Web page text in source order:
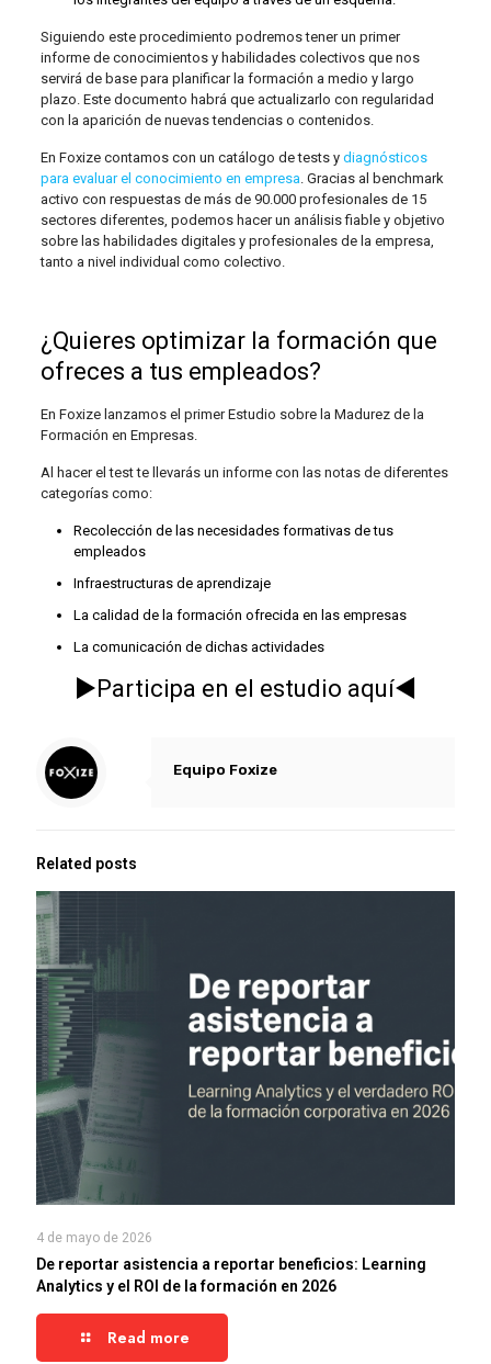
Siguiendo este procedimiento podremos tener un primer
informe de conocimientos y habilidades colectivos que nos
servirá de base para planificar la formación a medio y largo
plazo. Este documento habrá que actualizarlo con regularidad
con la aparición de nuevas tendencias o contenidos.
En Foxize contamos con un catálogo de tests y diagnósticos
para evaluar el conocimiento en empresa . Gracias al benchmark
activo con respuestas de más de 90.000 profesionales de 15
sectores diferentes, podemos hacer un análisis fiable y objetivo
sobre las habilidades digitales y profesionales de la empresa,
tanto a nivel individual como colectivo.
¿Quieres optimizar la formación que
ofreces a tus empleados?
En Foxize lanzamos el primer Estudio sobre la Madurez de la
Formación en Empresas.
Al hacer el test te llevarás un informe con las notas de diferentes
categorías como:
Recolección de las necesidades formativas de tus
empleados
Infraestructuras de aprendizaje
La calidad de la formación ofrecida en las empresas
La comunicación de dichas actividades
▶Participa en el estudio aquí◀
Equipo Foxize
Related posts
4 de mayo de 2026
De reportar asistencia a reportar beneficios: Learning
Analytics y el ROI de la formación en 2026
Read more